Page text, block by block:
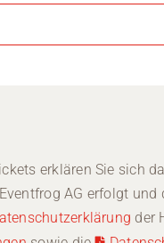
erklären Sie sich
AG erfolgt und
der